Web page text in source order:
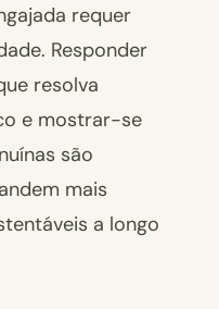
requer
Responder
resolva
e mostrar-se
são
mais
a longo